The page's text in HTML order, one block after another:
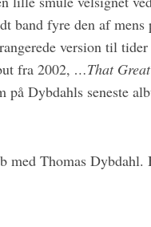
band fyre den af
version til
fra 2002, …That
på Dybdahls seneste
Thomas Dybdahl.